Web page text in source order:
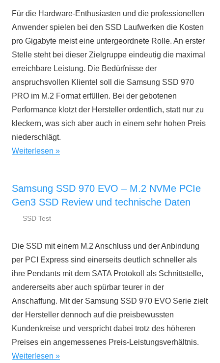
August
ratgeber.de
Für die Hardware-Enthusiasten und die professionellen
Anwender spielen bei den SSD Laufwerken die Kosten
pro Gigabyte meist eine untergeordnete Rolle. An erster
Stelle steht bei dieser Zielgruppe eindeutig die maximal
erreichbare Leistung. Die Bedürfnisse der
anspruchsvollen Klientel soll die Samsung SSD 970
PRO im M.2 Format erfüllen. Bei der gebotenen
Performance klotzt der Hersteller ordentlich, statt nur zu
kleckern, was sich aber auch in einem sehr hohen Preis
niederschlägt.
Weiterlesen
Samsung SSD 970 EVO – M.2 NVMe PCIe
Gen3 SSD Review und technische Daten
August
ratgeber.de
SSD Test
Die SSD mit einem M.2 Anschluss und der Anbindung
per PCI Express sind einerseits deutlich schneller als
ihre Pendants mit dem SATA Protokoll als Schnittstelle,
andererseits aber auch spürbar teurer in der
Anschaffung. Mit der Samsung SSD 970 EVO Serie zielt
der Hersteller dennoch auf die preisbewussten
Kundenkreise und verspricht dabei trotz des höheren
Preises ein angemessenes Preis-Leistungsverhältnis.
Weiterlesen